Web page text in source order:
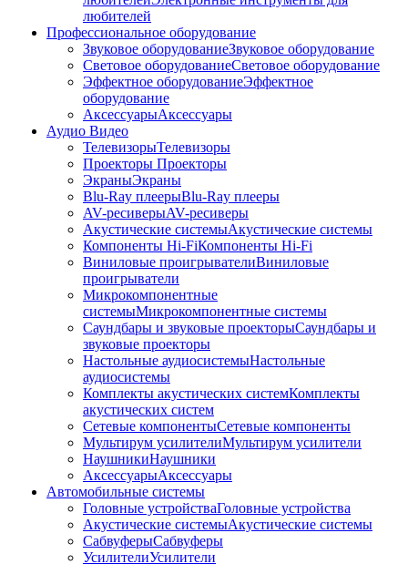
любителей
Профессиональное оборудование
Звуковое оборудованиеЗвуковое оборудование
Световое оборудованиеСветовое оборудование
Эффектное оборудованиеЭффектное
оборудование
АксессуарыАксессуары
Аудио Видео
ТелевизорыТелевизоры
Проекторы Проекторы
ЭкраныЭкраны
Blu-Ray плеерыBlu-Ray плееры
AV-ресиверыAV-ресиверы
Акустические системыАкустические системы
Компоненты Hi-FiКомпоненты Hi-Fi
Виниловые проигрывателиВиниловые
проигрыватели
Микрокомпонентные
системыМикрокомпонентные системы
Саундбары и звуковые проекторыСаундбары и
звуковые проекторы
Настольные аудиосистемыНастольные
аудиосистемы
Комплекты акустических системКомплекты
акустических систем
Сетевые компонентыСетевые компоненты
Мультирум усилителиМультирум усилители
НаушникиНаушники
АксессуарыАксессуары
Автомобильные системы
Головные устройстваГоловные устройства
Акустические системыАкустические системы
СабвуферыСабвуферы
УсилителиУсилители